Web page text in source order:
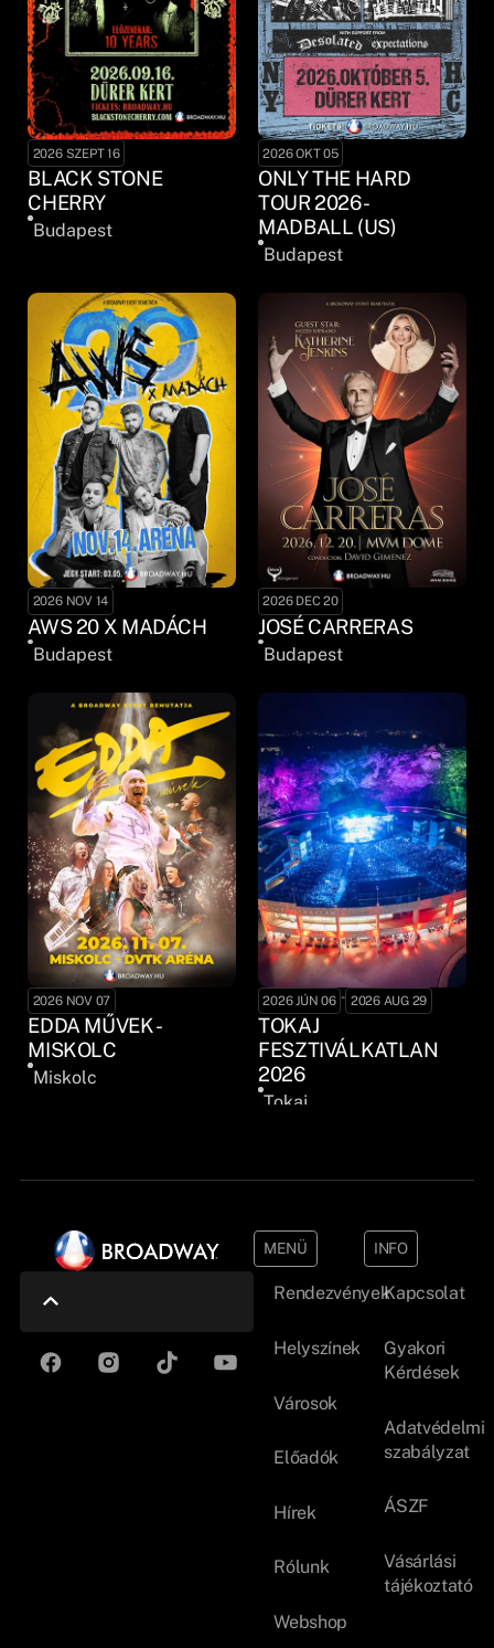
2026 SZEPT 16
BLACK STONE
CHERRY
Budapest
2026 OKT 05
ONLY THE HARD
TOUR 2026 -
MADBALL (US)
Budapest
2026 NOV 14
AWS 20 X MADÁCH
Budapest
2026 DEC 20
JOSÉ CARRERAS
Budapest
2026 NOV 07
EDDA MŰVEK -
MISKOLC
Miskolc
2026 JÚN 06 - 2026 AUG 29
TOKAJ
FESZTIVÁLKATLAN
2026
Tokaj
MENÜ
Rendezvények
Helyszínek
Városok
Előadók
Hírek
Rólunk
Webshop
INFO
Kapcsolat
Gyakori
Kérdések
Adatvédelmi
szabályzat
ÁSZF
Vásárlási
tájékoztató